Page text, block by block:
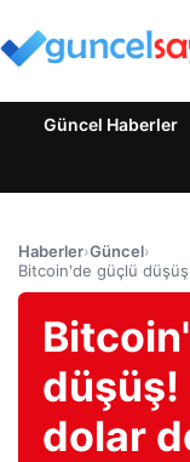
Güncel Haberler
Haberler›Güncel›
Bitcoin'de güçlü
düşüş!
dolar